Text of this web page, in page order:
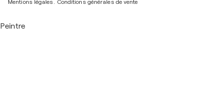
Mentions légales. Conditions générales de vente
Peintre